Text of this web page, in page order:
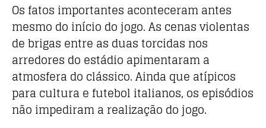
Os fatos importantes aconteceram antes
mesmo do início do jogo. As cenas violentas
de brigas entre as duas torcidas nos
arredores do estádio apimentaram a
atmosfera do clássico. Ainda que atípicos
para cultura e futebol italianos, os episódios
não impediram a realização do jogo.